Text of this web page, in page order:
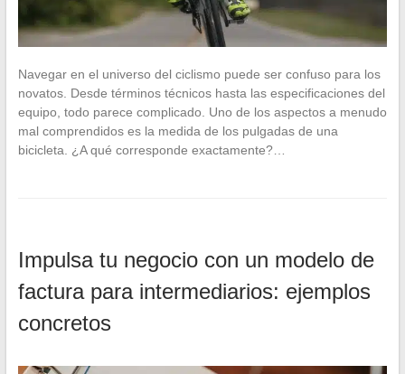
Navegar en el universo del ciclismo puede ser confuso para los
novatos. Desde términos técnicos hasta las especificaciones del
equipo, todo parece complicado. Uno de los aspectos a menudo
mal comprendidos es la medida de los pulgadas de una
bicicleta. ¿A qué corresponde exactamente?…
Impulsa tu negocio con un modelo de
factura para intermediarios: ejemplos
concretos